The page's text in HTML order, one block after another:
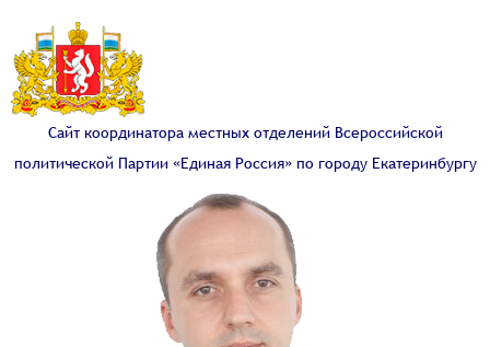
Сайт координатора местных отделений Всероссийской
политической Партии «Единая Россия» по городу Екатеринбургу